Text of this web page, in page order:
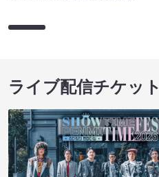
ライブ配信チケット